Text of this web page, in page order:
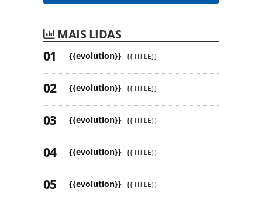
MAIS LIDAS
{{evolution}} {{TITLE}}
{{evolution}} {{TITLE}}
{{evolution}} {{TITLE}}
{{evolution}} {{TITLE}}
{{evolution}} {{TITLE}}